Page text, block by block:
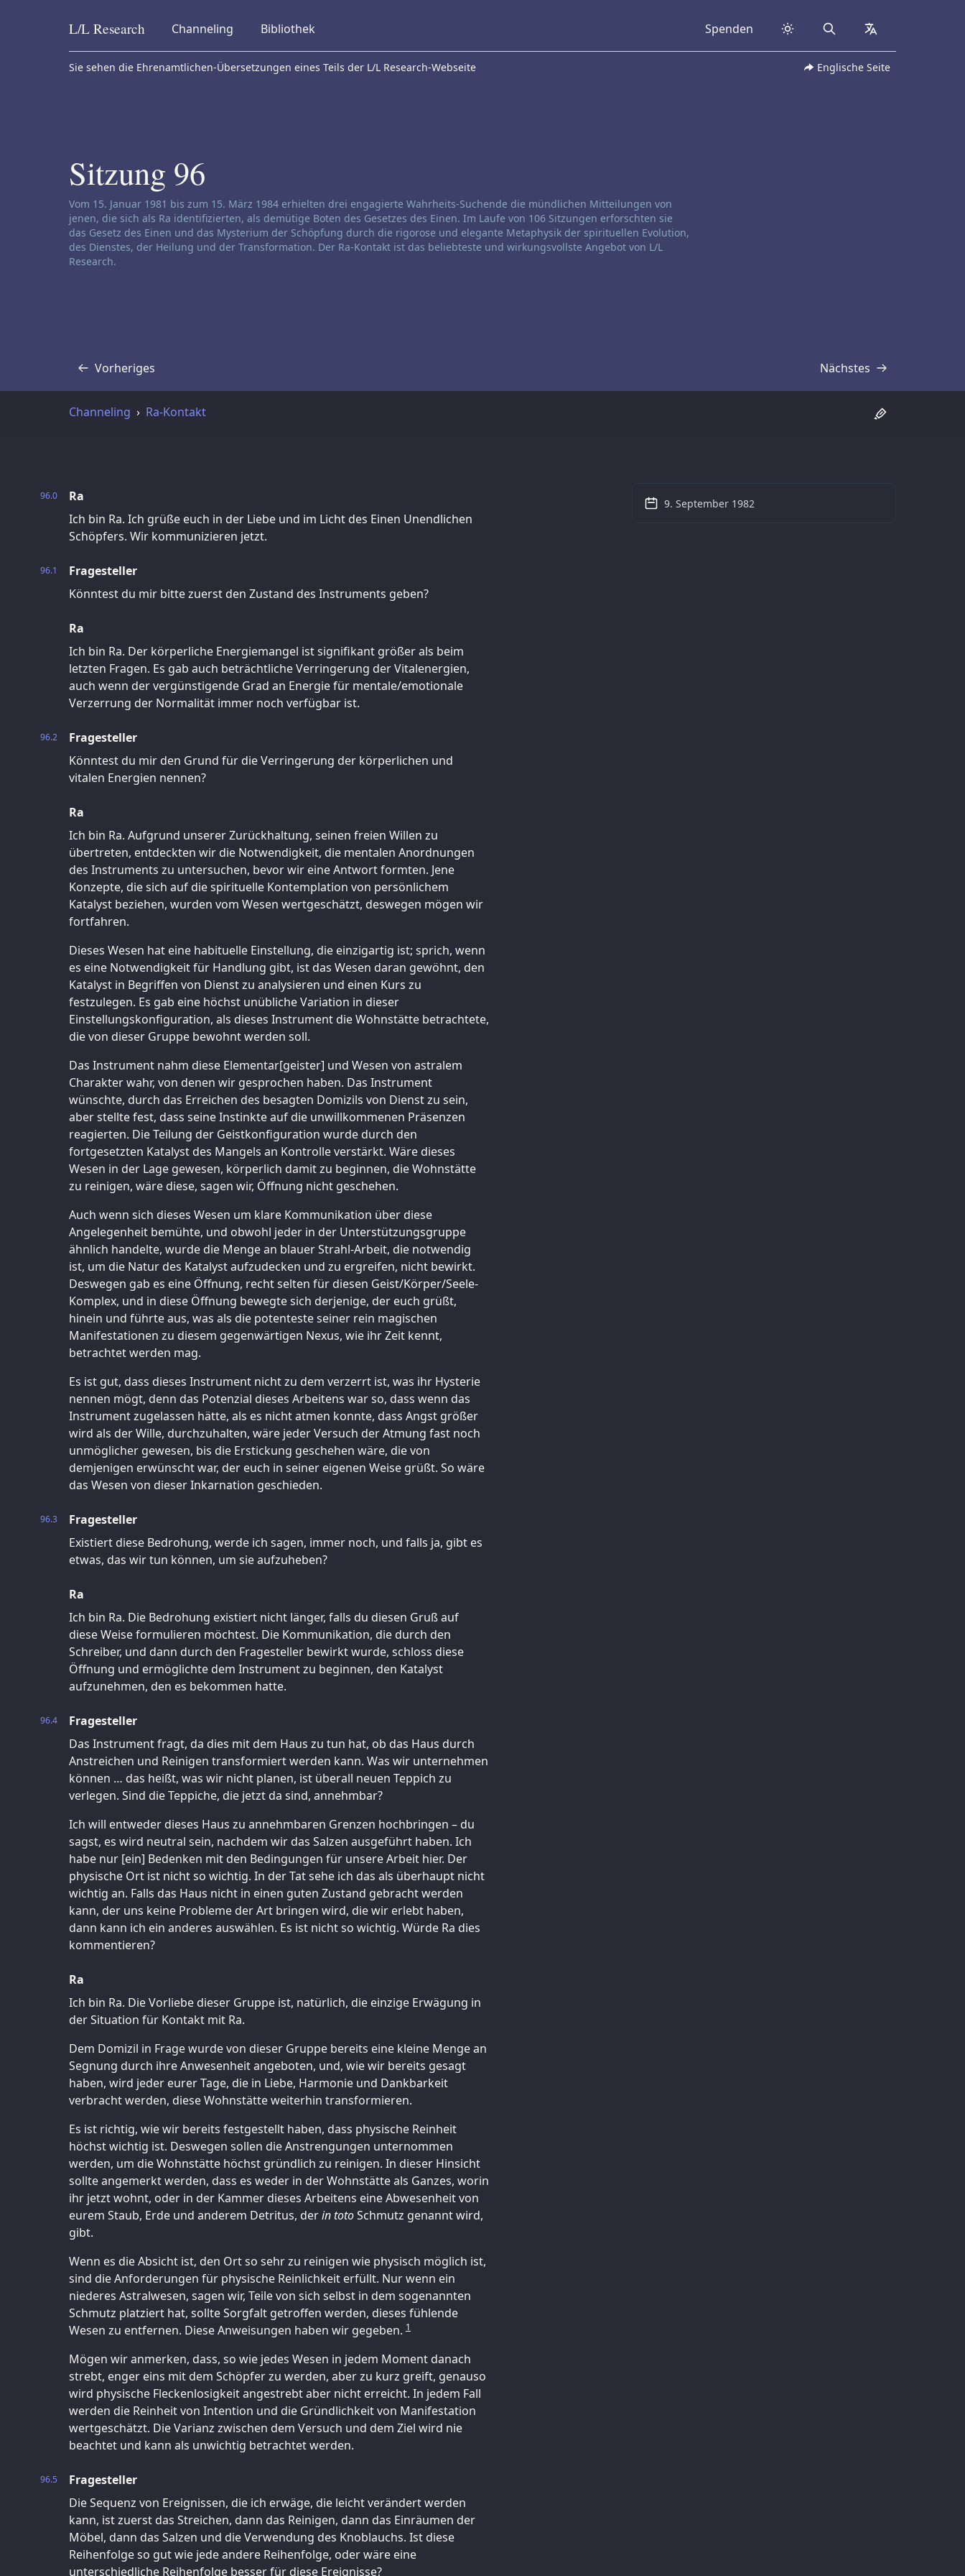
Skip to content
L/L Research Channeling Bibliothek Spenden Search collapsed
Sie sehen die Ehrenamtlichen-Übersetzungen eines Teils der L/L Research-Webseite Englische Seite
Sitzung 96
Haftungsausschluss für Channeling:
Vom 15. Januar 1981 bis zum 15. März 1984 erhielten drei engagierte Wahrheits-Suchende die mündlichen Mitteilungen von
jenen, die sich als Ra identifizierten, als demütige Boten des Gesetzes des Einen. Im Laufe von 106 Sitzungen erforschten sie
das Gesetz des Einen und das Mysterium der Schöpfung durch die rigorose und elegante Metaphysik der spirituellen Evolution,
des Dienstes, der Heilung und der Transformation. Der Ra-Kontakt ist das beliebteste und wirkungsvollste Angebot von L/L
Research.
Vorheriges
Transkript Nächstes
Transkript
Channeling Ra-Kontakt
96.0
Ra
Ich bin Ra. Ich grüße euch in der Liebe und im Licht des Einen Unendlichen
Schöpfers. Wir kommunizieren jetzt.
96.1
Fragesteller
Könntest du mir bitte zuerst den Zustand des Instruments geben?
Ra
Ich bin Ra. Der körperliche Energiemangel ist signifikant größer als beim
letzten Fragen. Es gab auch beträchtliche Verringerung der Vitalenergien,
auch wenn der vergünstigende Grad an Energie für mentale/emotionale
Verzerrung der Normalität immer noch verfügbar ist.
96.2
Fragesteller
Könntest du mir den Grund für die Verringerung der körperlichen und
vitalen Energien nennen?
Ra
Ich bin Ra. Aufgrund unserer Zurückhaltung, seinen freien Willen zu
übertreten, entdeckten wir die Notwendigkeit, die mentalen Anordnungen
des Instruments zu untersuchen, bevor wir eine Antwort formten. Jene
Konzepte, die sich auf die spirituelle Kontemplation von persönlichem
Katalyst beziehen, wurden vom Wesen wertgeschätzt, deswegen mögen wir
fortfahren.
Dieses Wesen hat eine habituelle Einstellung, die einzigartig ist; sprich, wenn
es eine Notwendigkeit für Handlung gibt, ist das Wesen daran gewöhnt, den
Katalyst in Begriffen von Dienst zu analysieren und einen Kurs zu
festzulegen. Es gab eine höchst unübliche Variation in dieser
Einstellungskonfiguration, als dieses Instrument die Wohnstätte betrachtete,
die von dieser Gruppe bewohnt werden soll.
Das Instrument nahm diese Elementar[geister] und Wesen von astralem
Charakter wahr, von denen wir gesprochen haben. Das Instrument
wünschte, durch das Erreichen des besagten Domizils von Dienst zu sein,
aber stellte fest, dass seine Instinkte auf die unwillkommenen Präsenzen
reagierten. Die Teilung der Geistkonfiguration wurde durch den
fortgesetzten Katalyst des Mangels an Kontrolle verstärkt. Wäre dieses
Wesen in der Lage gewesen, körperlich damit zu beginnen, die Wohnstätte
zu reinigen, wäre diese, sagen wir, Öffnung nicht geschehen.
Auch wenn sich dieses Wesen um klare Kommunikation über diese
Angelegenheit bemühte, und obwohl jeder in der Unterstützungsgruppe
ähnlich handelte, wurde die Menge an blauer Strahl-Arbeit, die notwendig
ist, um die Natur des Katalyst aufzudecken und zu ergreifen, nicht bewirkt.
Deswegen gab es eine Öffnung, recht selten für diesen Geist/Körper/Seele-
Komplex, und in diese Öffnung bewegte sich derjenige, der euch grüßt,
hinein und führte aus, was als die potenteste seiner rein magischen
Manifestationen zu diesem gegenwärtigen Nexus, wie ihr Zeit kennt,
betrachtet werden mag.
Es ist gut, dass dieses Instrument nicht zu dem verzerrt ist, was ihr Hysterie
nennen mögt, denn das Potenzial dieses Arbeitens war so, dass wenn das
Instrument zugelassen hätte, als es nicht atmen konnte, dass Angst größer
wird als der Wille, durchzuhalten, wäre jeder Versuch der Atmung fast noch
unmöglicher gewesen, bis die Erstickung geschehen wäre, die von
demjenigen erwünscht war, der euch in seiner eigenen Weise grüßt. So wäre
das Wesen von dieser Inkarnation geschieden.
96.3
Fragesteller
Existiert diese Bedrohung, werde ich sagen, immer noch, und falls ja, gibt es
etwas, das wir tun können, um sie aufzuheben?
Ra
Ich bin Ra. Die Bedrohung existiert nicht länger, falls du diesen Gruß auf
diese Weise formulieren möchtest. Die Kommunikation, die durch den
Schreiber, und dann durch den Fragesteller bewirkt wurde, schloss diese
Öffnung und ermöglichte dem Instrument zu beginnen, den Katalyst
aufzunehmen, den es bekommen hatte.
96.4
Fragesteller
Das Instrument fragt, da dies mit dem Haus zu tun hat, ob das Haus durch
Anstreichen und Reinigen transformiert werden kann. Was wir unternehmen
können … das heißt, was wir nicht planen, ist überall neuen Teppich zu
verlegen. Sind die Teppiche, die jetzt da sind, annehmbar?
Ich will entweder dieses Haus zu annehmbaren Grenzen hochbringen – du
sagst, es wird neutral sein, nachdem wir das Salzen ausgeführt haben. Ich
habe nur [ein] Bedenken mit den Bedingungen für unsere Arbeit hier. Der
physische Ort ist nicht so wichtig. In der Tat sehe ich das als überhaupt nicht
wichtig an. Falls das Haus nicht in einen guten Zustand gebracht werden
kann, der uns keine Probleme der Art bringen wird, die wir erlebt haben,
dann kann ich ein anderes auswählen. Es ist nicht so wichtig. Würde Ra dies
kommentieren?
Ra
Ich bin Ra. Die Vorliebe dieser Gruppe ist, natürlich, die einzige Erwägung in
der Situation für Kontakt mit Ra.
Dem Domizil in Frage wurde von dieser Gruppe bereits eine kleine Menge an
Segnung durch ihre Anwesenheit angeboten, und, wie wir bereits gesagt
haben, wird jeder eurer Tage, die in Liebe, Harmonie und Dankbarkeit
verbracht werden, diese Wohnstätte weiterhin transformieren.
Es ist richtig, wie wir bereits festgestellt haben, dass physische Reinheit
höchst wichtig ist. Deswegen sollen die Anstrengungen unternommen
werden, um die Wohnstätte höchst gründlich zu reinigen. In dieser Hinsicht
sollte angemerkt werden, dass es weder in der Wohnstätte als Ganzes, worin
ihr jetzt wohnt, oder in der Kammer dieses Arbeitens eine Abwesenheit von
eurem Staub, Erde und anderem Detritus, derin totoSchmutz genannt wird,
gibt.
Wenn es die Absicht ist, den Ort so sehr zu reinigen wie physisch möglich ist,
sind die Anforderungen für physische Reinlichkeit erfüllt. Nur wenn ein
niederes Astralwesen, sagen wir, Teile von sich selbst in dem sogenannten
Schmutz platziert hat, sollte Sorgfalt getroffen werden, dieses fühlende
Wesen zu entfernen. Diese Anweisungen haben wir gegeben. 1
Mögen wir anmerken, dass, so wie jedes Wesen in jedem Moment danach
strebt, enger eins mit dem Schöpfer zu werden, aber zu kurz greift, genauso
wird physische Fleckenlosigkeit angestrebt aber nicht erreicht. In jedem Fall
werden die Reinheit von Intention und die Gründlichkeit von Manifestation
wertgeschätzt. Die Varianz zwischen dem Versuch und dem Ziel wird nie
beachtet und kann als unwichtig betrachtet werden.
96.5
Fragesteller
Die Sequenz von Ereignissen, die ich erwäge, die leicht verändert werden
kann, ist zuerst das Streichen, dann das Reinigen, dann das Einräumen der
Möbel, dann das Salzen und die Verwendung des Knoblauchs. Ist diese
Reihenfolge so gut wie jede andere Reihenfolge, oder wäre eine
unterschiedliche Reihenfolge besser für diese Ereignisse?
9. September 1982